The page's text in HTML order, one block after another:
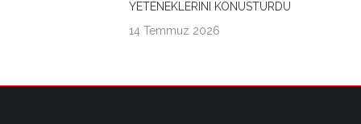
YETENEKLERINI KONUSTURDU
14 Temmuz 2026